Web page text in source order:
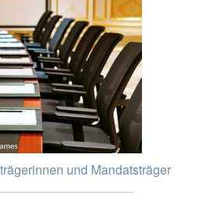
und Mandatsträger